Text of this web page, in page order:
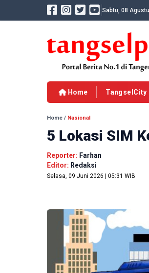
Sabtu, 08
Home TangselCity
Home / Nasional
5 Lokasi SIM
Reporter: Farhan
Editor: Redaksi
Selasa, 09 Juni 2026 | 05:31 WIB